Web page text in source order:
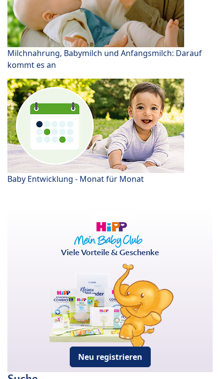
Milchnahrung, Babymilch und Anfangsmilch: Darauf
kommt es an
Baby Entwicklung - Monat für Monat
Viele Vorteile & Geschenke
Neu registrieren